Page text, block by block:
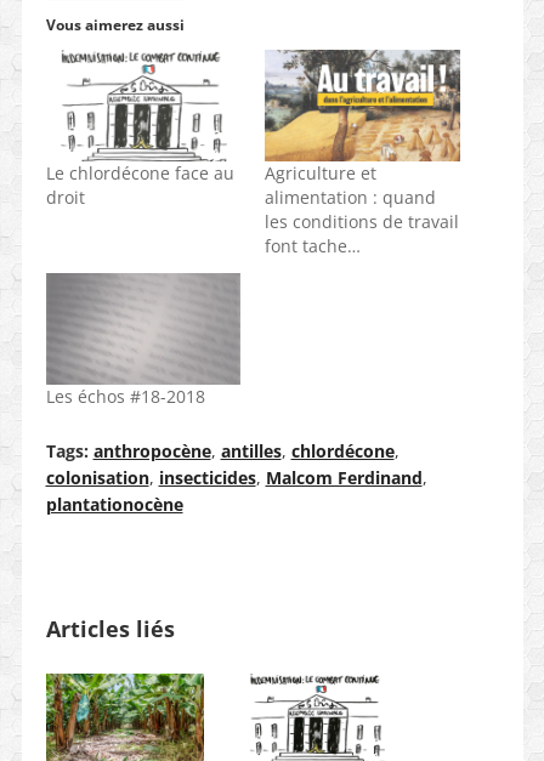
Vous aimerez aussi
Le chlordécone face au
droit
Agriculture et
alimentation : quand
les conditions de travail
font tache…
Les échos #18-2018
Tags: anthropocène, antilles, chlordécone,
colonisation, insecticides, Malcom Ferdinand,
plantationocène
Articles liés